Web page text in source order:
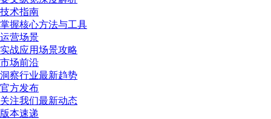
技术指南
掌握核心方法与工具
运营场景
实战应用场景攻略
市场前沿
洞察行业最新趋势
官方发布
关注我们最新动态
版本速递